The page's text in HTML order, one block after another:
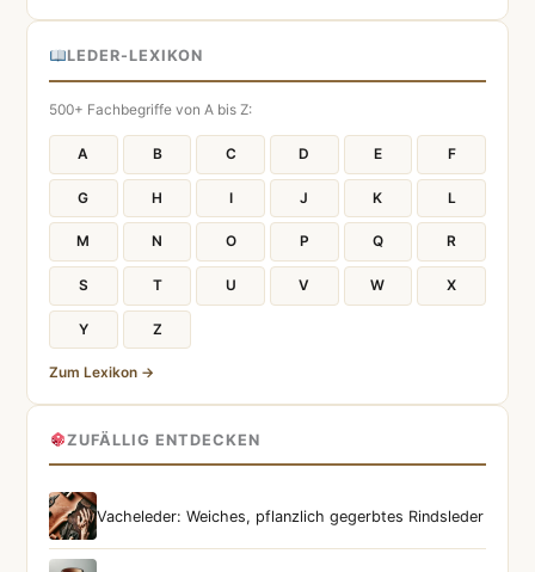
LEDER-LEXIKON
500+ Fachbegriffe von A bis Z:
A B C D E F
G H I J K L
M N O P Q R
S T U V W X
Y Z
Zum Lexikon →
ZUFÄLLIG ENTDECKEN
Vacheleder: Weiches, pflanzlich gegerbtes Rindsleder